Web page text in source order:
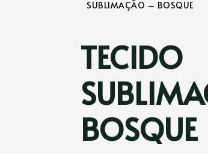
SUBLIMAÇÃO – BOSQUE
TECIDO
BOSQUE